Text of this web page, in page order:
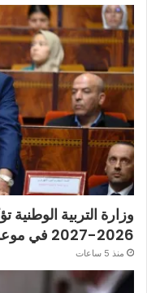
وزارة التربية
2026-2027 في موعده الرسمي
منذ 5 ساعات